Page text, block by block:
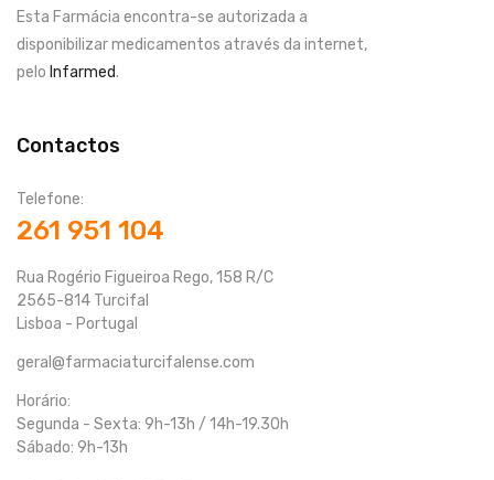
Esta Farmácia encontra-se autorizada a
disponibilizar medicamentos através da internet,
pelo Infarmed.
Contactos
Telefone:
261 951 104
Rua Rogério Figueiroa Rego, 158 R/C
2565-814 Turcifal
Lisboa - Portugal
geral@farmaciaturcifalense.com
Horário:
Segunda - Sexta: 9h-13h / 14h-19.30h
Sábado: 9h-13h